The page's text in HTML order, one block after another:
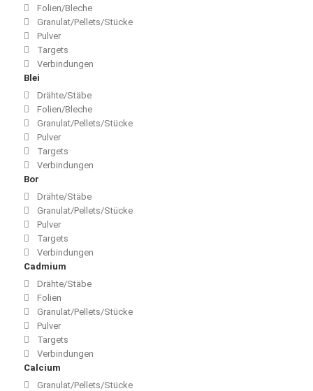
Folien/Bleche
Granulat/Pellets/Stücke
Pulver
Targets
Verbindungen
Blei
Drähte/Stäbe
Folien/Bleche
Granulat/Pellets/Stücke
Pulver
Targets
Verbindungen
Bor
Drähte/Stäbe
Granulat/Pellets/Stücke
Pulver
Targets
Verbindungen
Cadmium
Drähte/Stäbe
Folien
Granulat/Pellets/Stücke
Pulver
Targets
Verbindungen
Calcium
Granulat/Pellets/Stücke